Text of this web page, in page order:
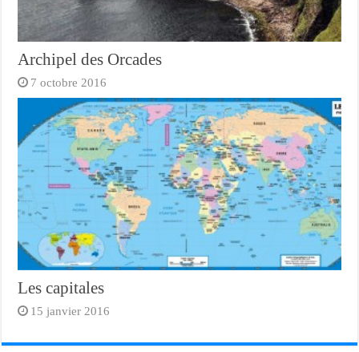
Archipel des Orcades
7 octobre 2016
Les capitales
15 janvier 2016